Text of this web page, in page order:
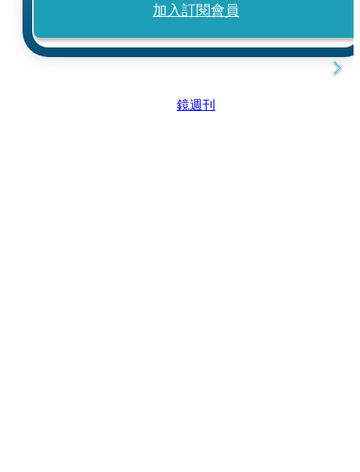
加入訂閱會員
鏡週刊